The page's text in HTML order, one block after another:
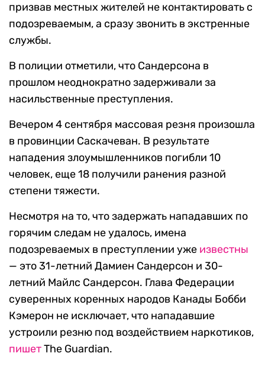
призвав местных жителей не контактировать с
подозреваемым, а сразу звонить в экстренные
службы.
В полиции отметили, что Сандерсона в
прошлом неоднократно задерживали за
насильственные преступления.
Вечером 4 сентября массовая резня произошла
в провинции Саскачеван. В результате
нападения злоумышленников погибли 10
человек, еще 18 получили ранения разной
степени тяжести.
Несмотря на то, что задержать нападавших по
горячим следам не удалось, имена
подозреваемых в преступлении уже известны
— это 31-летний Дамиен Сандерсон и 30-
летний Майлс Сандерсон. Глава Федерации
суверенных коренных народов Канады Бобби
Кэмерон не исключает, что нападавшие
устроили резню под воздействием наркотиков,
пишетThe Guardian.